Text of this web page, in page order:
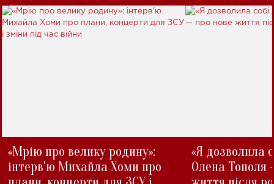
«Мрію про велику родину»:
інтерв'ю Михайла Хоми про
«Я дозволила
Олена Тополя